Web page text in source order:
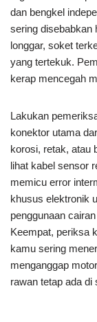
dan bengkel
sering disebabkan
longgar, soket
yang tertekuk.
kerap mencegah
Lakukan
konektor utama
korosi, retak, atau
lihat kabel sensor
memicu error
khusus elektronik
penggunaan
Keempat, periksa
kamu sering
menganggap
rawan tetap ada di